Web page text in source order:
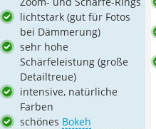
lichtstark (gut für Fotos
bei Dämmerung)
sehr hohe
Schärfeleistung (große
Detailtreue)
intensive, natürliche
Farben
schönes Bokeh